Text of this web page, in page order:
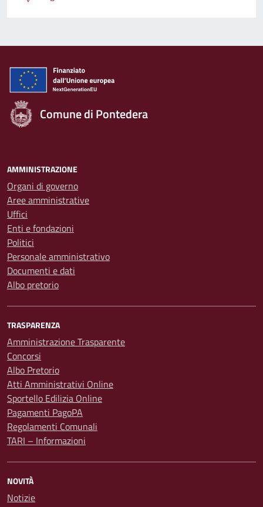
Comune di Pontedera
AMMINISTRAZIONE
Organi di governo
Aree amministrative
Uffici
Enti e fondazioni
Politici
Personale amministrativo
Documenti e dati
Albo pretorio
TRASPARENZA
Amministrazione Trasparente
Concorsi
Albo Pretorio
Atti Amministrativi Online
Sportello Edilizia Online
Pagamenti PagoPA
Regolamenti Comunali
TARI – Informazioni
NOVITÀ
Notizie